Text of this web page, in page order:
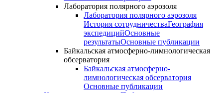
Лаборатория полярного аэрозоля
Лаборатория полярного аэрозоля
История сотрудничестваГеография
экспедицийОсновные
результатыОсновные публикации
Байкальская атмосферно-лимнологическая
обсерватория
Байкальская атмосферно-
лимнологическая обсерватория
Основные публикации